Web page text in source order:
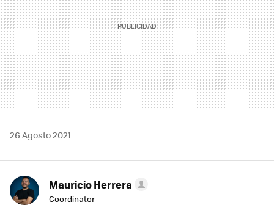
26 Agosto 2021
Mauricio Herrera
Coordinator